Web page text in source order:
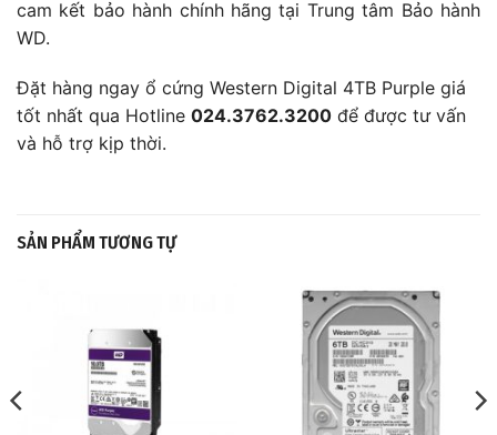
cam kết bảo hành chính hãng tại Trung tâm Bảo hành
WD.
Đặt hàng ngay ổ cứng Western Digital 4TB Purple giá
tốt nhất qua Hotline 024.3762.3200 để được tư vấn
và hỗ trợ kịp thời.
SẢN PHẨM TƯƠNG TỰ